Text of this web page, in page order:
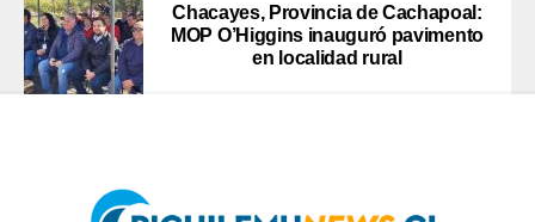
Chacayes, Provincia de Cachapoal:
MOP O’Higgins inauguró pavimento
en localidad rural